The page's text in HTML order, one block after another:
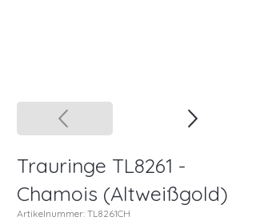
Trauringe TL8261 -
Chamois (Altweißgold)
Artikelnummer: TL8261CH